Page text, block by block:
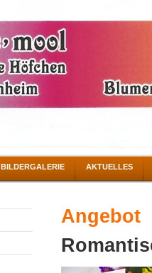
BILDERGALERIE AKTUELLES
Angebot